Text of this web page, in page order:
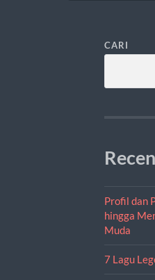
CARI
Profil dan
hingga
Muda
7 Lagu